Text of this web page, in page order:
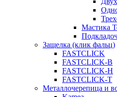
Мастика
Защелка (клик фальц)
FASTCLICK
FASTCLICK-B
FASTCLICK-H
FASTCLICK-T
Металлочерепица и